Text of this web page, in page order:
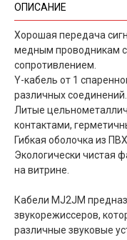
ОПИСАНИЕ
Хорошая передача
медным проводникам с
сопротивлением.
Y-кабель от 1
различных соединений.
Литые
контактами,
Гибкая оболочка из ПВХ.
Экологически чистая
на витрине.
Кабели MJ2JM
звукорежиссеров,
различные звуковые